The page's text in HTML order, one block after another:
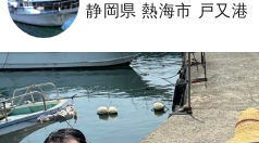
静岡県 熱海市 戸又港